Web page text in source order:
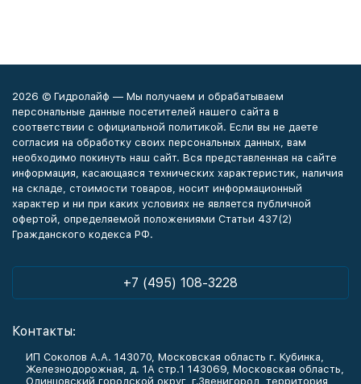
2026 © Гидролайф — Мы получаем и обрабатываем
персональные данные посетителей нашего сайта в
соответствии с официальной политикой. Если вы не даете
согласия на обработку своих персональных данных, вам
необходимо покинуть наш сайт. Вся представленная на сайте
информация, касающаяся технических характеристик, наличия
на складе, стоимости товаров, носит информационный
характер и ни при каких условиях не является публичной
офертой, определяемой положениями Статьи 437(2)
Гражданского кодекса РФ.
+7 (495) 108-3228
Контакты:
ИП Соколов А.А. 143070, Московская область г. Кубинка,
Железнодорожная, д. 1А стр.1 143069, Московская область,
Одинцовский городской округ, г.Звенигород, территория